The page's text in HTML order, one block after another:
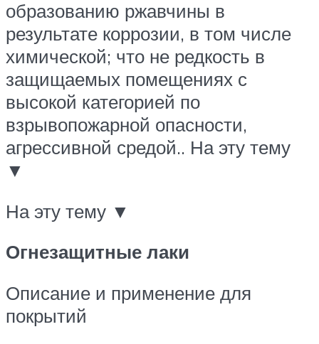
образованию ржавчины в
результате коррозии, в том числе
химической; что не редкость в
защищаемых помещениях с
высокой категорией по
взрывопожарной опасности,
агрессивной средой.. На эту тему
▼
На эту тему ▼
Огнезащитные лаки
Описание и применение для
покрытий